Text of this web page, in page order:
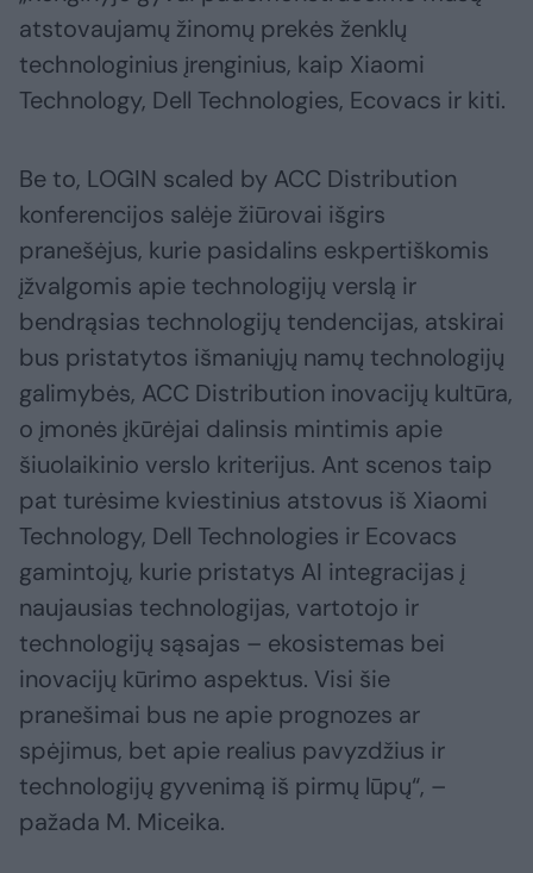
atstovaujamų žinomų prekės ženklų
technologinius įrenginius, kaip Xiaomi
Technology, Dell Technologies, Ecovacs ir kiti.
Be to, LOGIN scaled by ACC Distribution
konferencijos salėje žiūrovai išgirs
pranešėjus, kurie pasidalins eskpertiškomis
įžvalgomis apie technologijų verslą ir
bendrąsias technologijų tendencijas, atskirai
bus pristatytos išmaniųjų namų technologijų
galimybės, ACC Distribution inovacijų kultūra,
o įmonės įkūrėjai dalinsis mintimis apie
šiuolaikinio verslo kriterijus. Ant scenos taip
pat turėsime kviestinius atstovus iš Xiaomi
Technology, Dell Technologies ir Ecovacs
gamintojų, kurie pristatys AI integracijas į
naujausias technologijas, vartotojo ir
technologijų sąsajas – ekosistemas bei
inovacijų kūrimo aspektus. Visi šie
pranešimai bus ne apie prognozes ar
spėjimus, bet apie realius pavyzdžius ir
technologijų gyvenimą iš pirmų lūpų“, –
pažada M. Miceika.